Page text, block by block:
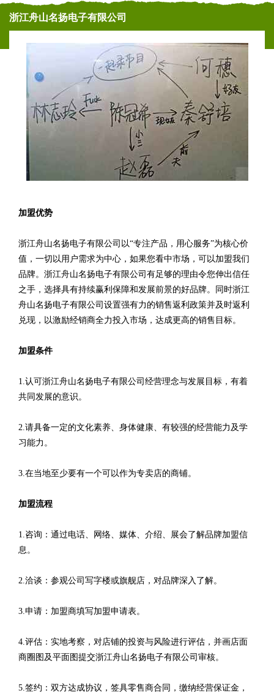
浙江舟山名扬电子有限公司
加盟优势
浙江舟山名扬电子有限公司以“专注产品，用心服务”为核心价
值，一切以用户需求为中心，如果您看中市场，可以加盟我们
品牌。浙江舟山名扬电子有限公司有足够的理由令您伸出信任
之手，选择具有持续赢利保障和发展前景的好品牌。同时浙江
舟山名扬电子有限公司设置强有力的销售返利政策并及时返利
兑现，以激励经销商全力投入市场，达成更高的销售目标。
加盟条件
1.认可浙江舟山名扬电子有限公司经营理念与发展目标，有着
共同发展的意识。
2.请具备一定的文化素养、身体健康、有较强的经营能力及学
习能力。
3.在当地至少要有一个可以作为专卖店的商铺。
加盟流程
1.咨询：通过电话、网络、媒体、介绍、展会了解品牌加盟信
息。
2.洽谈：参观公司写字楼或旗舰店，对品牌深入了解。
3.申请：加盟商填写加盟申请表。
4.评估：实地考察，对店铺的投资与风险进行评估，并画店面
商圈图及平面图提交浙江舟山名扬电子有限公司审核。
5.签约：双方达成协议，签具零售商合同，缴纳经营保证金，